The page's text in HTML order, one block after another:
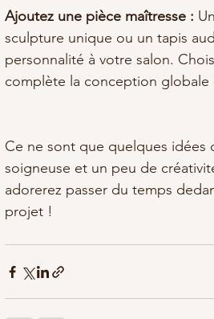
Ajoutez une pièce maîtresse :
sculpture unique ou un tapis
personnalité à votre salon.
complète la conception globale
Ce ne sont que quelques idées
soigneuse et un peu de
adorerez passer du temps
projet !